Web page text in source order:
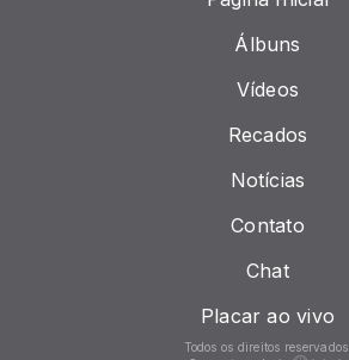
Álbuns
Vídeos
Recados
Notícias
Contato
Chat
Placar ao vivo
Todos os direitos reservados.